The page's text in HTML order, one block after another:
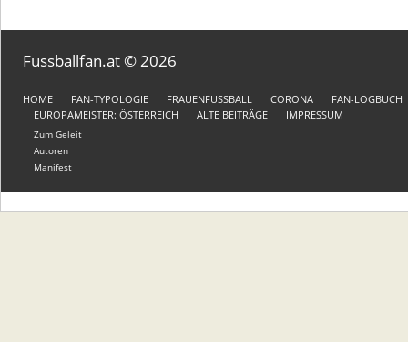
Fussballfan.at © 2026
HOME FAN-TYPOLOGIE FRAUENFUSSBALL CORONA
FAN-LOGBUCH
EUROPAMEISTER: ÖSTERREICH
Zum Geleit
Autoren
Manifest
ALTE BEITRÄGE IMPRESSUM